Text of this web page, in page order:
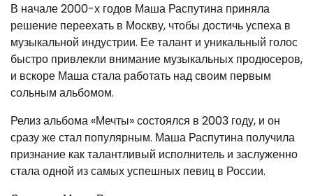
В начале 2000-х годов Маша Распутина приняла
решение переехать в Москву, чтобы достичь успеха в
музыкальной индустрии. Ее талант и уникальный голос
быстро привлекли внимание музыкальных продюсеров,
и вскоре Маша стала работать над своим первым
сольным альбомом.
Релиз альбома «Мечты» состоялся в 2003 году, и он
сразу же стал популярным. Маша Распутина получила
признание как талантливый исполнитель и заслуженно
стала одной из самых успешных певиц в России.